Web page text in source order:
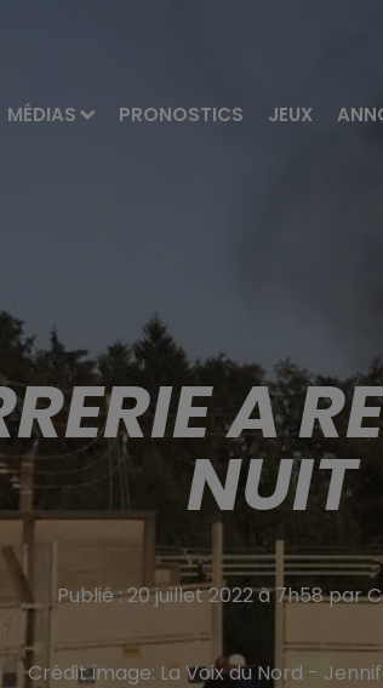
MÉDIAS PRONOSTICS JEUX
A
NUIT
Publié : 20 juillet 2022 à 7h58 par
Crédit image: La Voix du Nord -